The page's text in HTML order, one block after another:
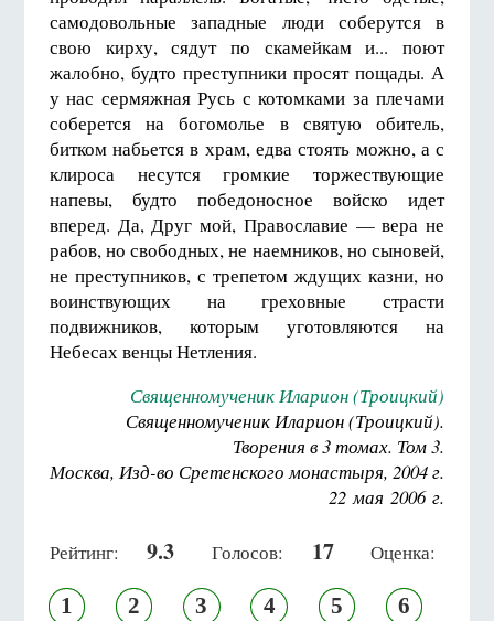
самодовольные западные люди соберутся в
свою кирху, сядут по скамейкам и... поют
жалобно, будто преступники просят пощады. А
у нас сермяжная Русь с котомками за плечами
соберется на богомолье в святую обитель,
битком набьется в храм, едва стоять можно, а с
клироса несутся громкие торжествующие
напевы, будто победоносное войско идет
вперед. Да, Друг мой, Православие — вера не
рабов, но свободных, не наемников, но сыновей,
не преступников, с трепетом ждущих казни, но
воинствующих на греховные страсти
подвижников, которым уготовляются на
Небесах венцы Нетления.
Священномученик Иларион (Троицкий)
Священномученик Иларион (Троицкий).
Творения в 3 томах. Том 3.
Москва, Изд-во Сретенского монастыря, 2004 г.
22 мая 2006 г.
Рейтинг: 9.3 Голосов: 17 Оценка:
1 2 3 4 5 6